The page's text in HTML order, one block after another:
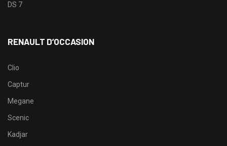
DS 7
RENAULT D’OCCASION
Clio
Captur
Megane
Scenic
Kadjar